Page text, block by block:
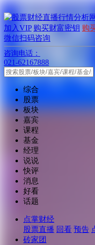
加入VIP 购买财富密钥 购
微信扫码咨询
咨询电话：
021-62167888
综合
股票
板块
嘉宾
课程
基金
经理
说说
快评
消息
好看
话题
点掌财经
股票直播 回看 预告
砖家团